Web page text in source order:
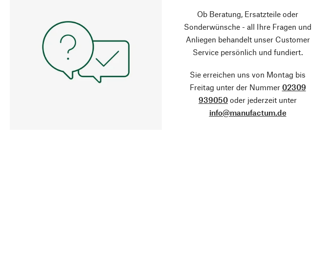
Ob Beratung, Ersatzteile oder
Sonderwünsche - all Ihre Fragen und
Anliegen behandelt unser Customer
Service persönlich und fundiert.
Sie erreichen uns von Montag bis
Freitag unter der Nummer 02309
939050 oder jederzeit unter
info@manufactum.de